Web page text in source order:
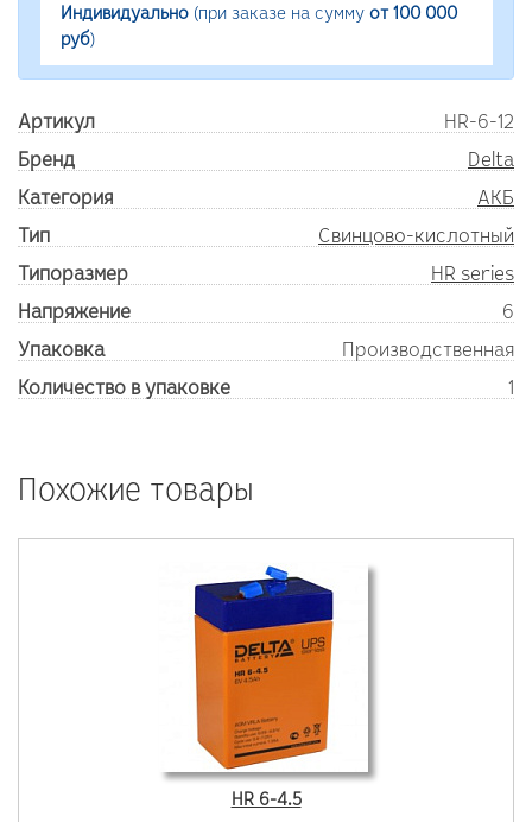
Индивидуально (при заказе на сумму от 100 000
руб)
Артикул
HR-6-12
Бренд
Delta
Категория
АКБ
Тип
Свинцово-кислотный
Типоразмер
HR series
Напряжение
6
Упаковка
Производственная
Количество в упаковке
1
Похожие товары
HR 6-4.5